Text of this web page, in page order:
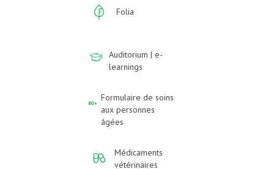
Folia
Auditorium | e-
learnings
Formulaire de soins
aux personnes
âgées
Médicaments
vétérinaires